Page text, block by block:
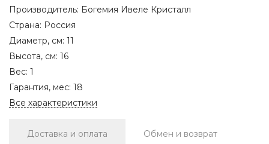
Производитель: Богемия Ивеле Кристалл
Страна: Россия
Диаметр, см: 11
Высота, см: 16
Вес: 1
Гарантия, мес: 18
Все характеристики
Доставка и оплата Обмен и возврат